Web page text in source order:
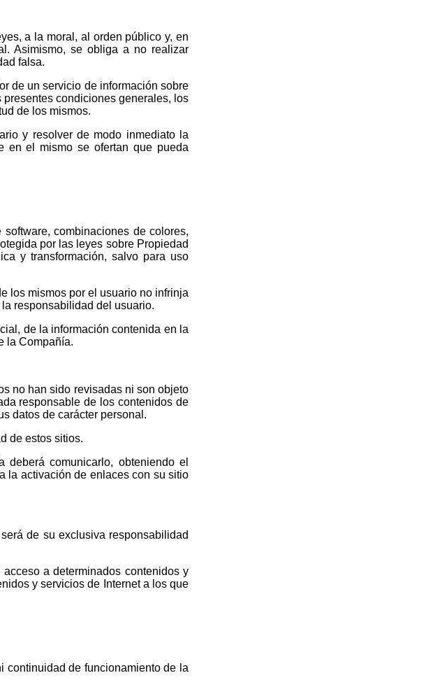
a la moral, al orden público y, en
Asimismo, se obliga a no realizar
falsa.
de un servicio de información sobre
condiciones generales, los
de los mismos.
y resolver de modo inmediato la
en el mismo se ofertan que pueda
combinaciones de colores,
por las leyes sobre Propiedad
y transformación, salvo para uso
los mismos por el usuario no infrinja
responsabilidad del usuario.
de la información contenida en la
la Compañía.
no han sido revisadas ni son objeto
responsable de los contenidos de
datos de carácter personal.
de estos sitios.
comunicarlo, obteniendo el
la activación de enlaces con su sitio
de su exclusiva responsabilidad
a determinados contenidos y
y servicios de Internet a los que
continuidad de funcionamiento de la